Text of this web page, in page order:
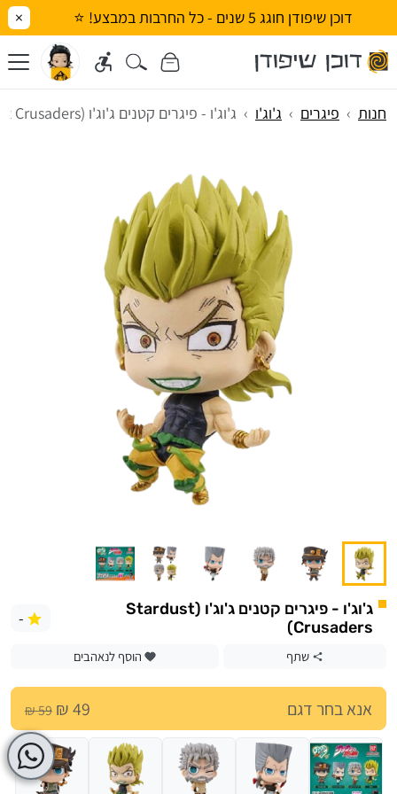
דוכן שיפודן חוגג 5 שנים - כל החרבות במבצע! ⭐ ×
חנות פיגרים ג'וג'ו ג'וג'ו - פיגרים קטנים ג'וג'ו (Stardust Crusaders)
ג'וג'ו - פיגרים קטנים ג'וג'ו (Stardust
Crusaders)
-
שתף הוסף לנאהבים
אנא בחר דגם 49 ₪
59 ₪